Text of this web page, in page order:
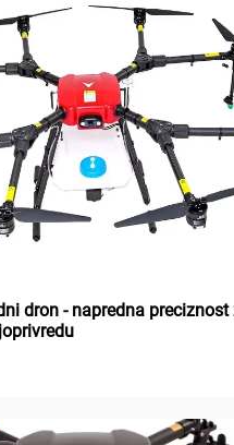
dron - napredna preciznost